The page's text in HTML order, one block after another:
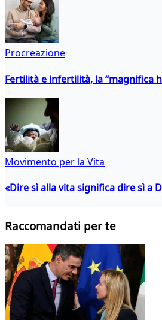
Procreazione
Fertilità e infertilità, la “magnifica
Movimento per la Vita
«Dire sì alla vita significa dire sì a
Raccomandati per te